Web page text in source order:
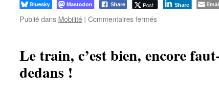
Bluesky Mastodon Share Post Share
Publié dans Mobilité | Commentaires ferméssur
Nanesse
Le train, c’est bien, encore
dedans !